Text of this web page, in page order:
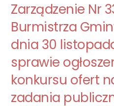
Zarządzenie Nr
Burmistrza
dnia 30
sprawie
konkursu ofert
zadania